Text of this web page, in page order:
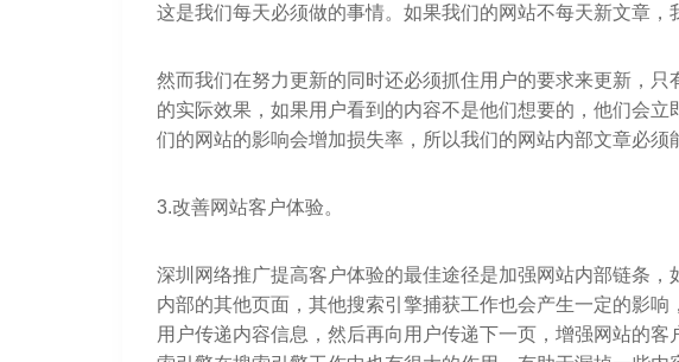
这是我们每天必须做的事情。如果我们的网站不每天新文章，
然而我们在努力更新的同时还必须抓住用户的要求来更新，只
的实际效果，如果用户看到的内容不是他们想要的，他们会
们的网站的影响会增加损失率，所以我们的网站内部文章必须
3.改善网站客户体验。
深圳网络推广提高客户体验的最佳途径是加强网站内部链条
内部的其他页面，其他搜索引擎捕获工作也会产生一定的影
用户传递内容信息，然后再向用户传递下一页，增强网站的